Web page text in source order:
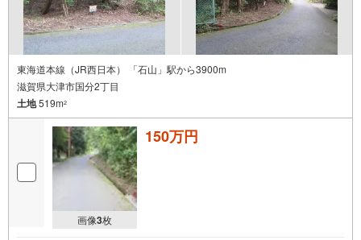
東海道本線（JR西日本） 「石山」駅から3900m
滋賀県大津市国分2丁目
土地519m2
画像3枚
150万円